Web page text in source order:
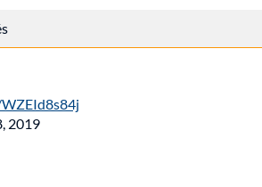
2019